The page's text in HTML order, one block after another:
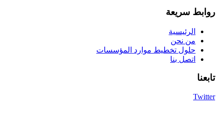
روابط سريعة
الرئيسية
من نحن
حلول تخطيط موارد المؤسسات
اتصل بنا
تابعنا
Twitter